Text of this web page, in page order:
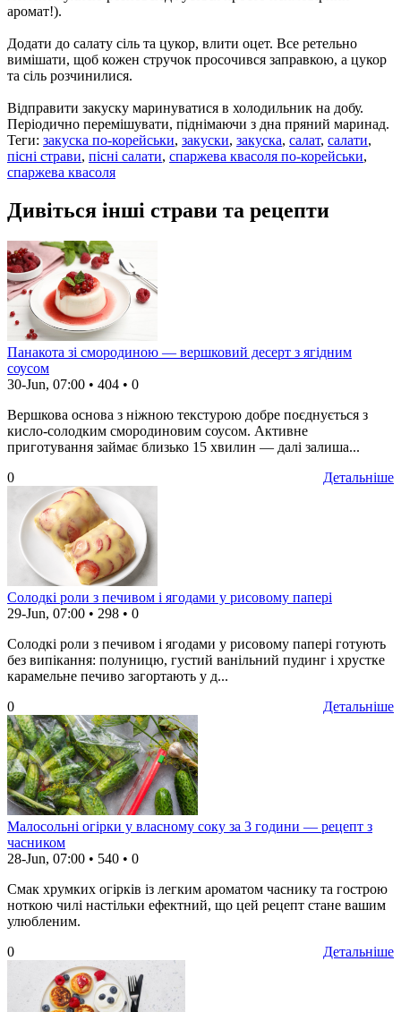
аромат!).
Додати до салату сіль та цукор, влити оцет. Все ретельно
вимішати, щоб кожен стручок просочився заправкою, а цукор
та сіль розчинилися.
Відправити закуску маринуватися в холодильник на добу.
Періодично перемішувати, піднімаючи з дна пряний маринад.
Теги: закуска по-корейськи, закуски, закуска, салат, салати,
пісні страви, пісні салати, спаржева квасоля по-корейськи,
спаржева квасоля
Дивіться інші страви та рецепти
Панакота зі смородиною — вершковий десерт з ягідним
соусом
30-Jun, 07:00 • 404 • 0
Вершкова основа з ніжною текстурою добре поєднується з
кисло-солодким смородиновим соусом. Активне
приготування займає близько 15 хвилин — далі залиша...
Детальніше
0
Солодкі роли з печивом і ягодами у рисовому папері
29-Jun, 07:00 • 298 • 0
Солодкі роли з печивом і ягодами у рисовому папері готують
без випікання: полуницю, густий ванільний пудинг і хрустке
карамельне печиво загортають у д...
Детальніше
0
Малосольні огірки у власному соку за 3 години — рецепт з
часником
28-Jun, 07:00 • 540 • 0
Смак хрумких огірків із легким ароматом часнику та гострою
ноткою чилі настільки ефектний, що цей рецепт стане вашим
улюбленим.
Детальніше
0